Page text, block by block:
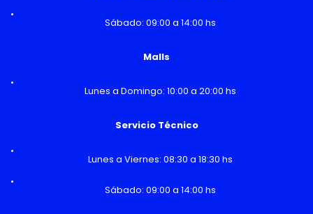
Sábado: 09:00 a 14:00 hs
Malls
Lunes a Domingo: 10:00 a 20:00 hs
Servicio Técnico
Lunes a Viernes: 08:30 a 18:30 hs
Sábado: 09:00 a 14:00 hs